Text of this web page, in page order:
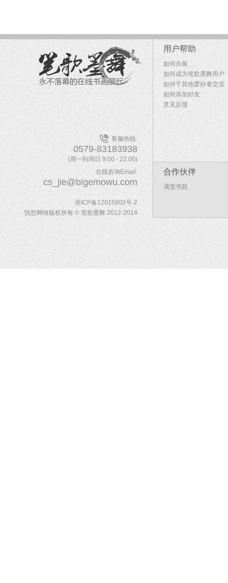
客服热线:
0579-83183938
(周一到周日 9:00 - 22:00)
在线咨询Email:
cs_jie@bigemowu.com
浙ICP备12015802号-2
悦想网络版权所有 © 笔歌墨舞 2012-2014
用户帮助
如何办展
如何成为笔歌墨舞用户
如何于其他爱好者交流
如何添加好友
意见反馈
合作伙伴
满堂书苑